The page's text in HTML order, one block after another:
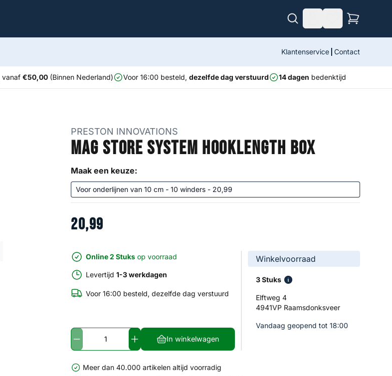
Klantenservice Contact
vanaf €50,00(Binnen Nederland) Voor 16:00 besteld, dezelfde dag verstuurd 14 dagen bedenktijd
PRESTON INNOVATIONS
Mag Store System Hooklength Box
Maak een keuze:
20,99
Online 2 Stuks op voorraad
Levertijd 1-3 werkdagen
Voor 16:00 besteld, dezelfde dag verstuurd
In winkelwagen
Winkelvoorraad
3 Stuks
Elftweg 4
4941VP Raamsdonksveer
Vandaag geopend tot 18:00
Meer dan 40.000 artikelen altijd voorradig